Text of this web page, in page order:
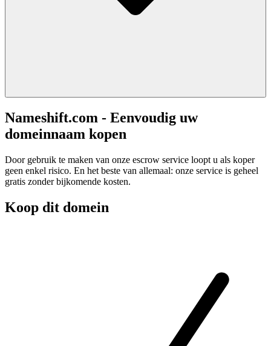
Nameshift.com - Eenvoudig uw
domeinnaam kopen
Door gebruik te maken van onze escrow service loopt u als koper
geen enkel risico. En het beste van allemaal: onze service is geheel
gratis zonder bijkomende kosten.
Koop dit domein